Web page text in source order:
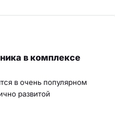
в комплексе
в очень популярном
развитой